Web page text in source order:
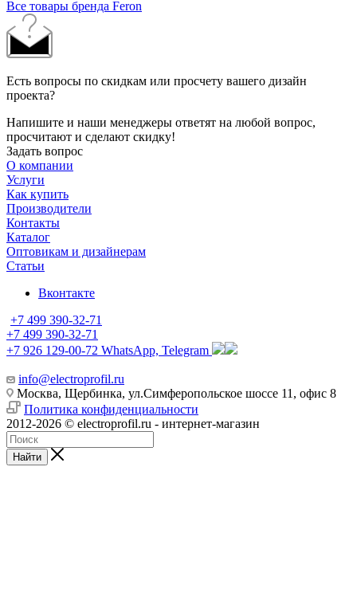
Все товары бренда Feron
Есть вопросы по скидкам или просчету вашего дизайн
проекта?
Напишите и наши менеджеры ответят на любой вопрос,
просчитают и сделают скидку!
Задать вопрос
О компании
Услуги
Как купить
Производители
Контакты
Каталог
Оптовикам и дизайнерам
Статьи
Вконтакте
+7 499 390-32-71
+7 499 390-32-71
+7 926 129-00-72 WhatsApp, Telegram
info@electroprofil.ru
Москва, Щербинка, ул.Симферопольское шоссе 11, офис 8
Политика конфиденциальности
2012-2026 © electroprofil.ru - интернет-магазин
Найти